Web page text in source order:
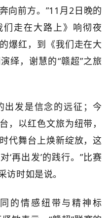
向前方。”11月2日晚的
们走在大路上》响彻夜
爆红，到《我们走在大
绎，谢慧的“赣超”之旅
出发是信念的远征；今
，以红色文旅为纽带，
代舞台上焕新绽放，这
‘再出发’的践行。”比赛
时如是说。
的情感纽带与精神标